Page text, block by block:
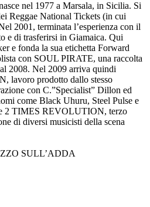
nel 1977 a Marsala, in Sicilia. Si
Reggae National Tickets (in cui
2001, terminata l’esperienza con il
e di trasferirsi in Giamaica. Qui
e fonda la sua etichetta Forward
con SOUL PIRATE, una raccolta
2008. Nel 2009 arriva quindi
lavoro prodotto dallo stesso
con C.”Specialist” Dillon ed
come Black Uhuru, Steel Pulse e
2 TIMES REVOLUTION, terzo
di diversi musicisti della scena
SULL’ADDA